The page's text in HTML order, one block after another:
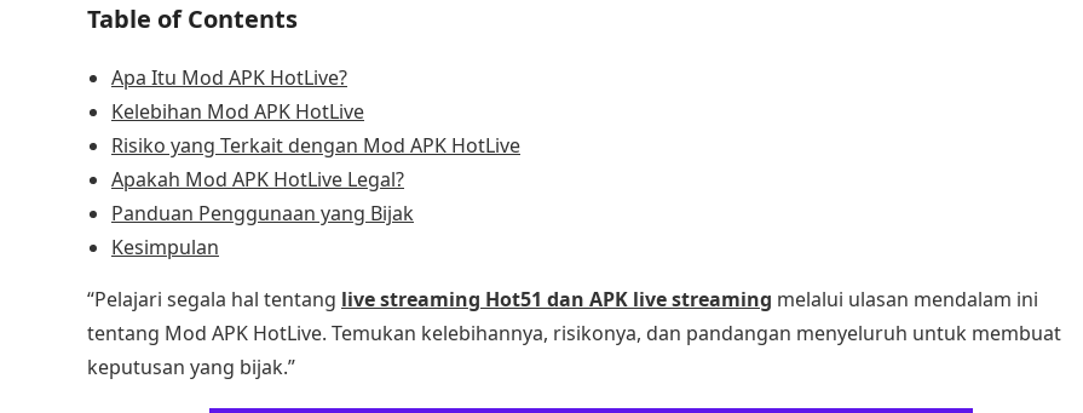
Table of Contents
Apa Itu Mod APK HotLive?
Kelebihan Mod APK HotLive
Risiko yang Terkait dengan Mod APK HotLive
Apakah Mod APK HotLive Legal?
Panduan Penggunaan yang Bijak
Kesimpulan
“Pelajari segala hal tentang live streaming Hot51 dan APK live streaming melalui ulasan mendalam ini
tentang Mod APK HotLive. Temukan kelebihannya, risikonya, dan pandangan menyeluruh untuk membuat
keputusan yang bijak.”